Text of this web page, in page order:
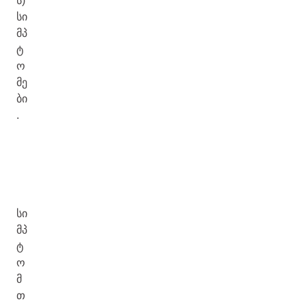
სი
მპ
ტ
ო
მე
ბი
.
სი
მპ
ტ
ო
მ
თ